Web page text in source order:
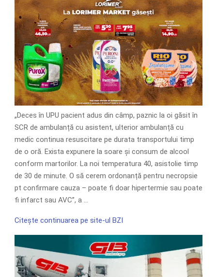
„Deces în UPU pacient adus din câmp, paznic la oi găsit în
SCR de ambulanță cu asistent, ulterior ambulanță cu
medic continua resuscitare pe durata transportului timp
de o oră. Exista expunere la soare și consum de alcool
conform martorilor. La noi temperatura 40, asistolie timp
de 30 de minute. O să cerem ordonanță pentru necropsie
pt confirmare cauza – poate fi doar hipertermie sau poate
fi infarct sau AVC”, a …
Citește continuarea pe site-ul BZI